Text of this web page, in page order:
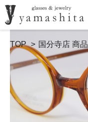
TOP 国分寺店 商品